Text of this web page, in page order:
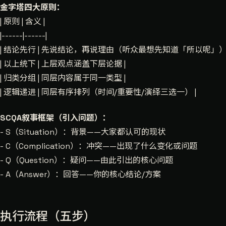
金字塔四大原则：
| 原则 | 含义 |
|------|------|
| 结论先行 | 先说结论，再说理由（听众最想先知道「所以呢」
| 以上统下 | 上层观点涵盖下层论据 |
| 归类分组 | 同层内容属于同一类型 |
| 逻辑递进 | 同层有序排列（时间/重要性/演绎三选一） |
SCQA叙事框架（引入问题）：
- S（Situation）：背景——大家都认可的现状
- C（Complication）：冲突——出现了什么变化或问题
- Q（Question）：疑问——由此引出的核心问题
- A（Answer）：回答——你的核心结论/方案
执行流程（五步）